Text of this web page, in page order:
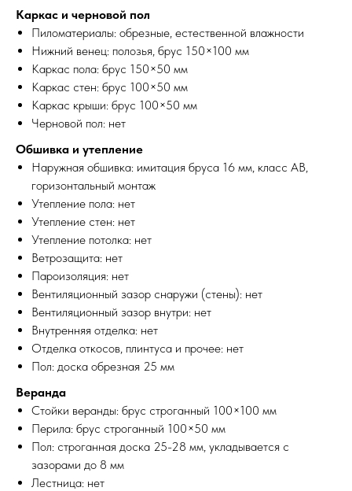
Каркас и черновой пол
Пиломатериалы: обрезные, естественной влажности
Нижний венец: полозья, брус 150×100 мм
Каркас пола: брус 150×50 мм
Каркас стен: брус 100×50 мм
Каркас крыши: брус 100×50 мм
Черновой пол: нет
Обшивка и утепление
Наружная обшивка: имитация бруса 16 мм, класс АВ,
горизонтальный монтаж
Утепление пола: нет
Утепление стен: нет
Утепление потолка: нет
Ветрозащита: нет
Пароизоляция: нет
Вентиляционный зазор снаружи (стены): нет
Вентиляционный зазор внутри: нет
Внутренняя отделка: нет
Отделка откосов, плинтуса и прочее: нет
Пол: доска обрезная 25 мм
Веранда
Стойки веранды: брус строганный 100×100 мм
Перила: брус строганный 100×50 мм
Пол: строганная доска 25-28 мм, укладывается с
зазорами до 8 мм
Лестница: нет